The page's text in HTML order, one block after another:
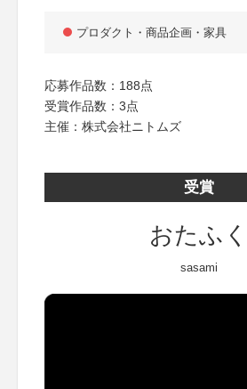
プロダクト・商品企画・家具
応募作品数：188点
受賞作品数：3点
主催：株式会社ニトムズ
受賞
おたふく
sasami